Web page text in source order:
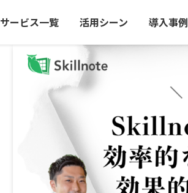
サービス一覧 活用シーン 導入事例